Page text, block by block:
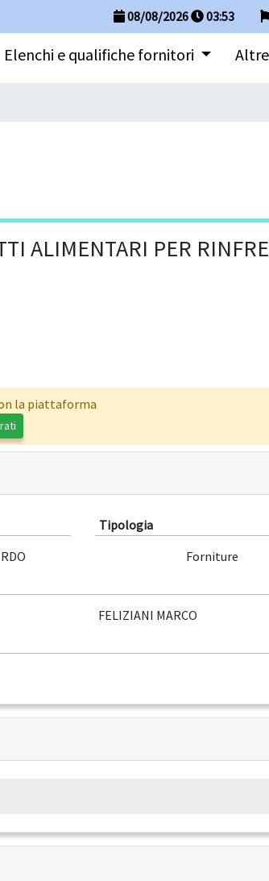
08/08/2026 03:53
Elenchi e qualifiche fornitori
ALIMENTARI PER
la piattaforma
Tipologia
Forniture
FELIZIANI MARCO